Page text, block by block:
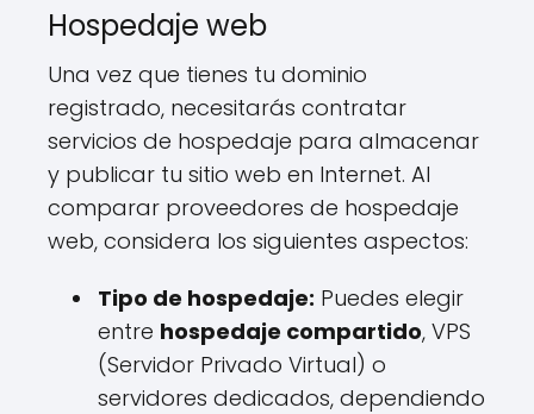
Hospedaje web
Una vez que tienes tu dominio
registrado, necesitarás contratar
servicios de hospedaje para almacenar
y publicar tu sitio web en Internet. Al
comparar proveedores de hospedaje
web, considera los siguientes aspectos:
Tipo de hospedaje: Puedes elegir
entre hospedaje compartido, VPS
(Servidor Privado Virtual) o
servidores dedicados, dependiendo